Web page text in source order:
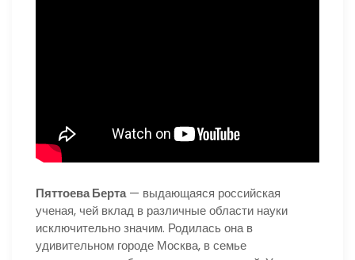
Пяттоева Берта— выдающаяся российская
ученая, чей вклад в различные области науки
исключительно значим. Родилась она в
удивительном городе Москва, в семье